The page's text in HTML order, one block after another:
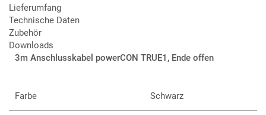
Lieferumfang
Technische Daten
Zubehör
Downloads
3m Anschlusskabel powerCON TRUE1, Ende offen
Farbe Schwarz